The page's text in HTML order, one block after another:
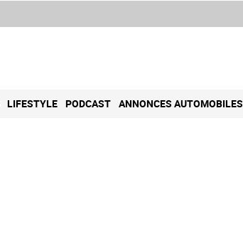
LIFESTYLE PODCAST ANNONCES AUTOMOBILES